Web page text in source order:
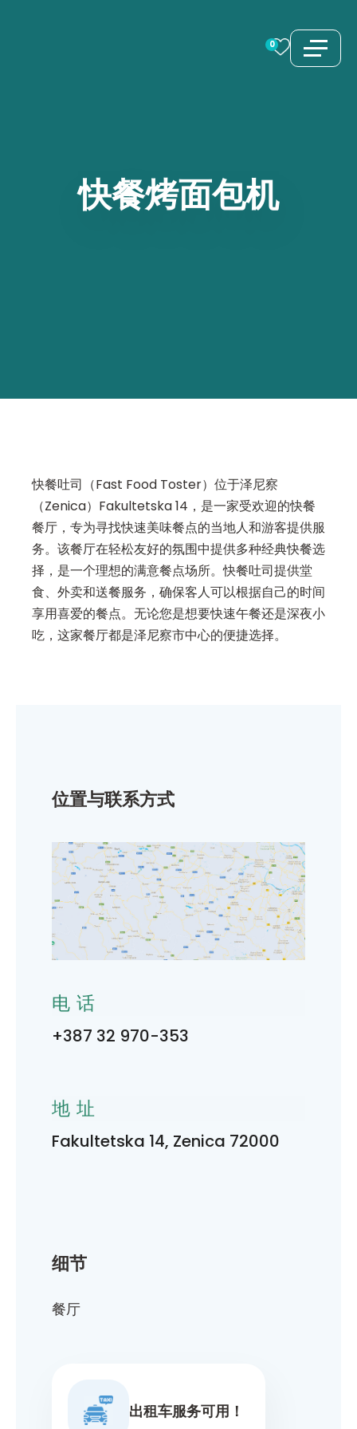
0
快餐烤面包机
快餐吐司（Fast Food Toster）位于泽尼察
（Zenica）Fakultetska 14，是一家受欢迎的快餐
餐厅，专为寻找快速美味餐点的当地人和游客提供服
务。该餐厅在轻松友好的氛围中提供多种经典快餐选
择，是一个理想的满意餐点场所。快餐吐司提供堂
食、外卖和送餐服务，确保客人可以根据自己的时间
享用喜爱的餐点。无论您是想要快速午餐还是深夜小
吃，这家餐厅都是泽尼察市中心的便捷选择。
细节
餐厅
出租车服务可用！
位置与联系方式
电话
+387 32 970-353
地址
Fakultetska 14, Zenica 72000